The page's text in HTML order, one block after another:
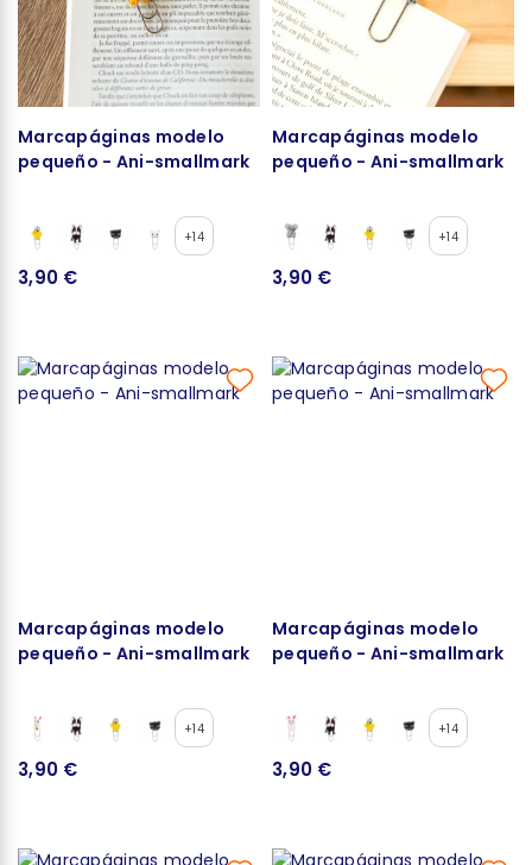
Marcapáginas modelo
pequeño - Ani-smallmark
+14
3,90 €
Marcapáginas modelo
pequeño - Ani-smallmark
+14
3,90 €
Marcapáginas modelo
pequeño - Ani-smallmark
+14
3,90 €
Marcapáginas modelo
pequeño - Ani-smallmark
+14
3,90 €